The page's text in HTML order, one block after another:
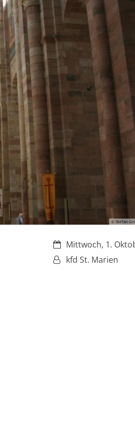
© Stefan
Datum:Mittwoch, 1.
Von:kfd St. Marien